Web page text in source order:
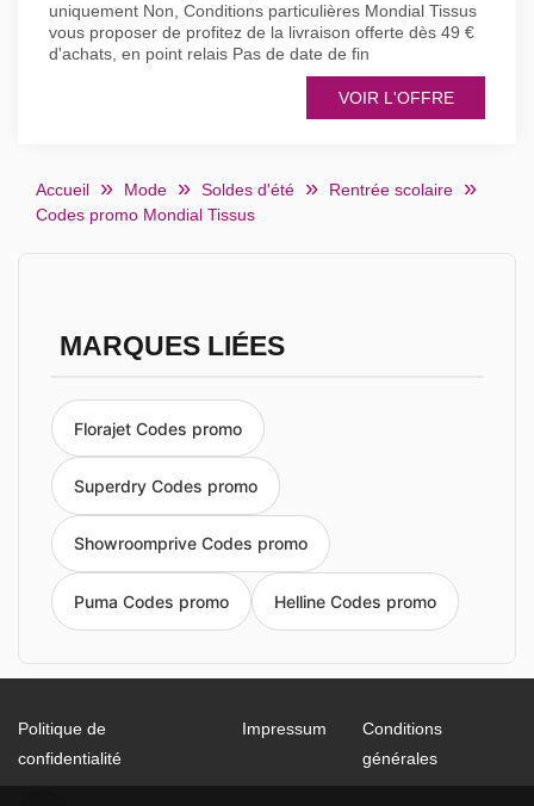
uniquement Non, Conditions particulières Mondial Tissus
vous proposer de profitez de la livraison offerte dès 49 €
d'achats, en point relais Pas de date de fin
VOIR L'OFFRE
Accueil Mode Soldes d'été
Rentrée scolaire
Codes promo Mondial Tissus
MARQUES LIÉES
Florajet Codes promo
Superdry Codes promo
Showroomprive Codes promo
Puma Codes promo Helline Codes promo
Politique de
confidentialité
Impressum
Conditions
générales